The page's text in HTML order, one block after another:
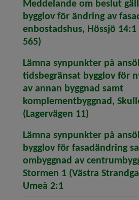
Meddelande om beslut
bygglov för ändring av
enbostadshus, Hössjö 14:1
565)
Lämna synpunkter på
tidsbegränsat bygglov för
av annan byggnad samt
komplementbyggnad,
(Lagervägen 11)
Lämna synpunkter på
bygglov för fasadändring
ombyggnad av
Stormen 1 (Västra
Umeå 2:1(öppnar artikeln